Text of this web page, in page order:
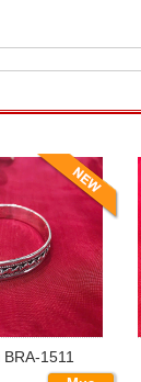
ĐẤT VIỆT
1511